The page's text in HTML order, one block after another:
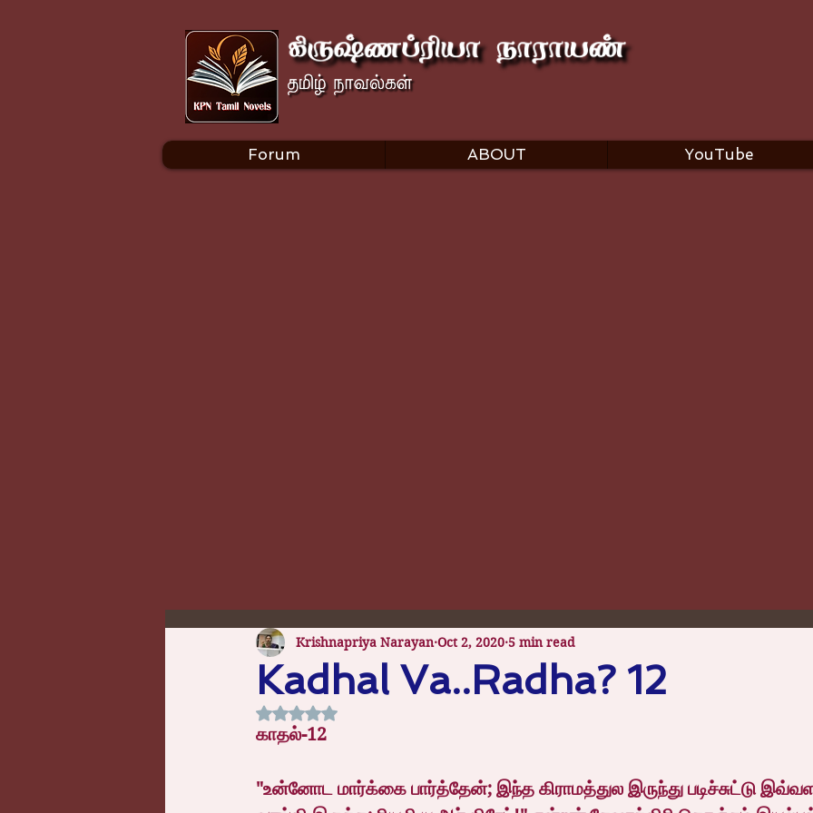
Forum ABOUT YouTube
Kadhal Va..Radha? 12
Krishnapriya Narayan Oct 2, 2020 5 min read
Rated NaN out of 5 stars.
காதல்-12
"உன்னோட மார்க்கை பார்த்தேன்; இந்த கிராமத்துல இருந்து படிச்சுட்டு